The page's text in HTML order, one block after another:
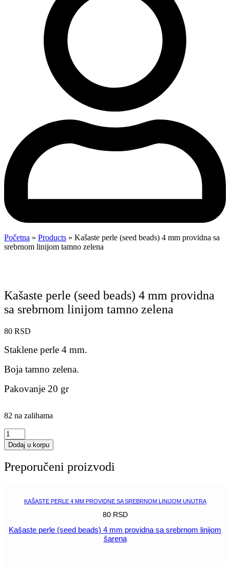
Početna » Products » Kašaste perle (seed beads) 4 mm providna sa
srebrnom linijom tamno zelena
Kašaste perle (seed beads) 4 mm providna
sa srebrnom linijom tamno zelena
80 RSD
Staklene perle 4 mm.
Boja tamno zelena.
Pakovanje 20 gr
82 na zalihama
Kašaste
perle
(seed
4
srebrnom
tamno
zelena
Dodaj u korpu
Preporučeni proizvodi
KAŠASTE PERLE 4 MM PROVIDNE SA SREBRNOM LINIJOM UNUTRA
80 RSD
Kašaste perle (seed beads) 4 mm providna sa srebrnom linijom
šarena